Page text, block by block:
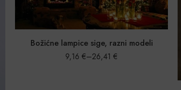
Božićne lampice sige, razni modeli
9,16 €–26,41 €